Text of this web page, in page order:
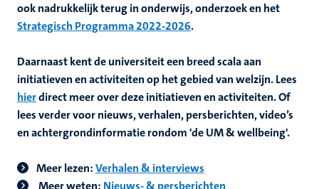
ook nadrukkelijk terug in onderwijs, onderzoek en het
Strategisch Programma 2022-2026.
Daarnaast kent de universiteit een breed scala aan
initiatieven en activiteiten op het gebied van welzijn. Lees
hierdirect meer over deze initiatieven en activiteiten. Of
lees verder voor nieuws, verhalen, persberichten, video’s
en achtergrondinformatie rondom 'de UM & wellbeing'.
Meer lezen:Verhalen & interviews
Meer weten: Nieuws- & persberichten